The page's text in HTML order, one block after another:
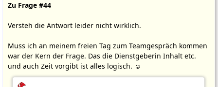
Zu Frage #44
Versteh die Antwort leider nicht wirklich.
Muss ich an meinem freien Tag zum Teamgespräch kommen
war der Kern der Frage. Das die Dienstgeberin Inhalt etc.
und auch Zeit vorgibt ist alles logisch. ☺️